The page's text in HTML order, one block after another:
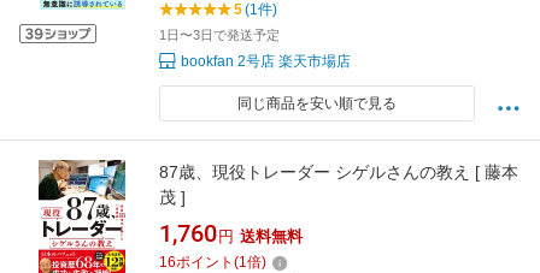
5(1件)
1日〜3日で発送予定
bookfan 2号店 楽天市場店
同じ商品を安い順で見る
87歳、現役トレーダー シゲルさんの教え [ 藤本
茂 ]
1,760 円 送料無料
16ポイント (1倍)